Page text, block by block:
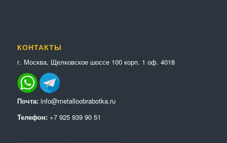
КОНТАКТЫ
г. Москва, Щелковское шоссе 100 корп. 1 оф. 4018
Почта: info@metalloobrabotka.ru
Телефон: +7 925 939 90 51